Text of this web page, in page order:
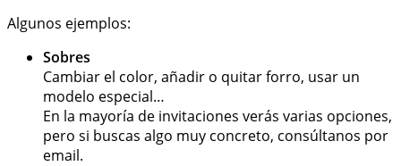
Algunos ejemplos:
Sobres
Cambiar el color, añadir o quitar forro, usar un
modelo especial…
En la mayoría de invitaciones verás varias opciones,
pero si buscas algo muy concreto, consúltanos por
email.